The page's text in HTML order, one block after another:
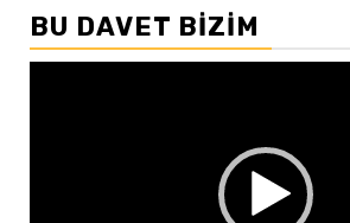
BU DAVET BIZIM